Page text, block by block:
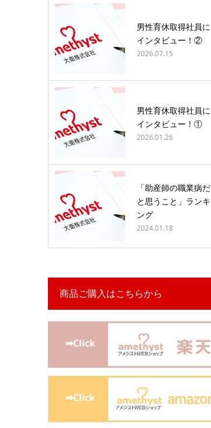
男性育休取得社員に
インタビュー！②
2026.07.15
男性育休取得社員に
インタビュー！①
2026.01.26
「助産師の職業病だ
と思うこと」ランキ
ング
2024.01.18
商品ご購入はこちらから
➡Click
➡Click